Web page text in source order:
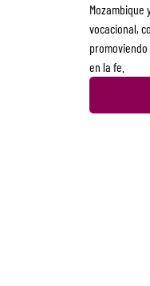
Mozambique
vocacional,
en la fe.